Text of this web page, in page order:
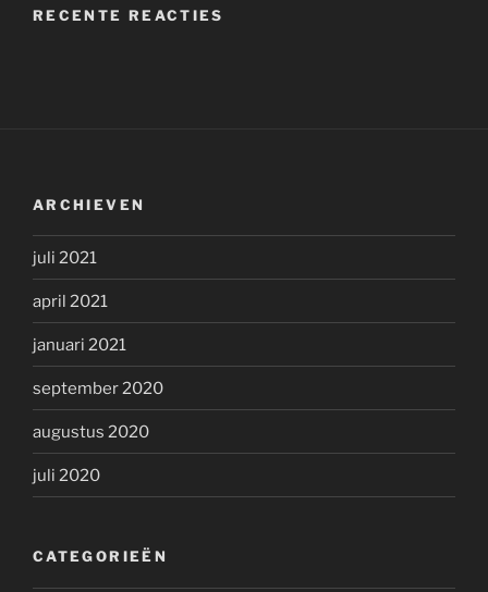
RECENTE REACTIES
ARCHIEVEN
juli 2021
april 2021
januari 2021
september 2020
augustus 2020
juli 2020
CATEGORIEËN